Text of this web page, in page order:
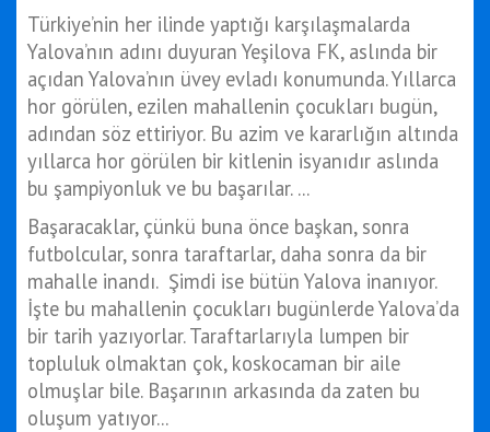
Türkiye’nin her ilinde yaptığı karşılaşmalarda
Yalova’nın adını duyuran Yeşilova FK, aslında bir
açıdan Yalova’nın üvey evladı konumunda. Yıllarca
hor görülen, ezilen mahallenin çocukları bugün,
adından söz ettiriyor. Bu azim ve kararlığın altında
yıllarca hor görülen bir kitlenin isyanıdır aslında
bu şampiyonluk ve bu başarılar. ...
Başaracaklar, çünkü buna önce başkan, sonra
futbolcular, sonra taraftarlar, daha sonra da bir
mahalle inandı. Şimdi ise bütün Yalova inanıyor.
İşte bu mahallenin çocukları bugünlerde Yalova’da
bir tarih yazıyorlar. Taraftarlarıyla lumpen bir
topluluk olmaktan çok, koskocaman bir aile
olmuşlar bile. Başarının arkasında da zaten bu
oluşum yatıyor...